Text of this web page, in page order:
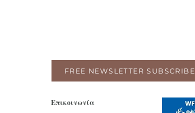
FREE NEWSLETTER SUBSCRIBE
Επικοινωνία